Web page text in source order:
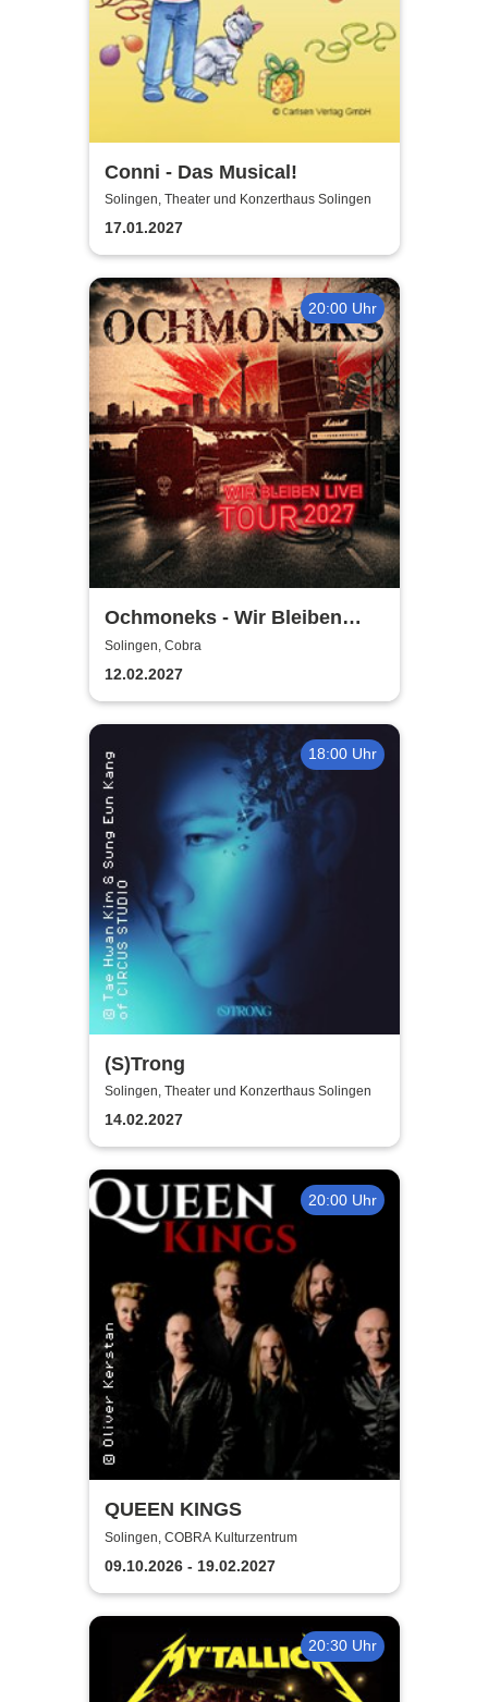
Conni - Das Musical!
Solingen, Theater und Konzerthaus Solingen
17.01.2027
20:00 Uhr
Ochmoneks - Wir Bleiben
Live! Tour 2027
Solingen, Cobra
12.02.2027
18:00 Uhr
(S)Trong
Solingen, Theater und Konzerthaus Solingen
14.02.2027
20:00 Uhr
QUEEN KINGS
Solingen, COBRA Kulturzentrum
09.10.2026 - 19.02.2027
20:30 Uhr